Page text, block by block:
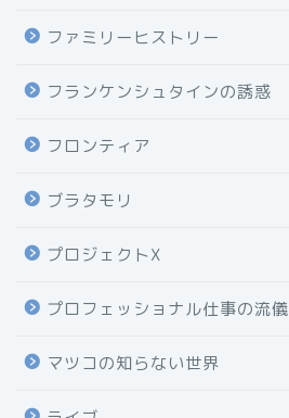
ファミリーヒストリー
フランケンシュタインの誘惑
フロンティア
ブラタモリ
プロジェクトX
プロフェッショナル仕事の流儀
マツコの知らない世界